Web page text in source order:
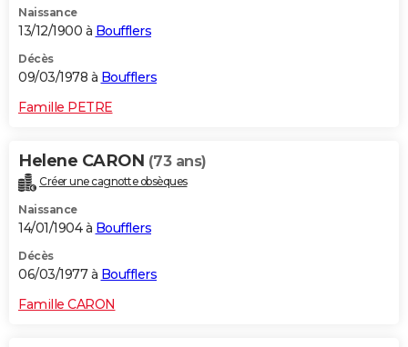
Naissance
13/12/1900 à Boufflers
Décès
09/03/1978 à Boufflers
Famille PETRE
Helene CARON (73 ans)
Créer une cagnotte obsèques
Naissance
14/01/1904 à Boufflers
Décès
06/03/1977 à Boufflers
Famille CARON